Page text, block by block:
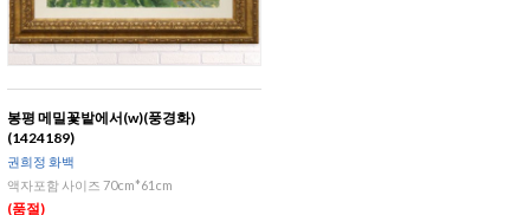
봉평 메밀꽃밭에서(w)(풍경화)
(1424189)
권희정 화백
액자포함 사이즈 70cm*61cm
(품절)